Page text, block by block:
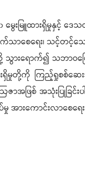
မြူထားရှိမှုနှင့် ဒေသ
ေး၊ သင့်တင့်သောဈေ
ားရောက်၍ သဘာဝမ
ရှိမှုတို့ကို ကြည့်ရှုစစ်ဆ
ာအဖြစ် အသုံးပြုခြ
းကောင်းလာစေရေး